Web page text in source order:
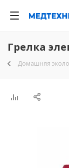
Грелка
Домашняя